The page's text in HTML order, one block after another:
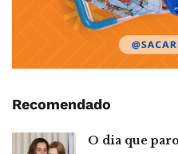
Recomendado
O dia que